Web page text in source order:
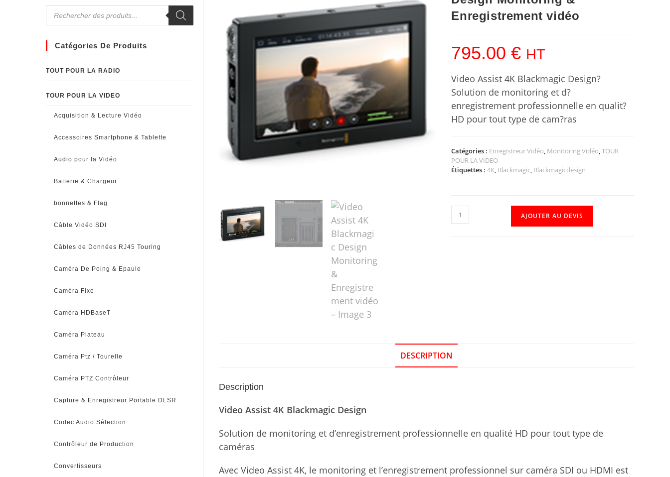
Enregistrement vidéo
795.00€ HT
Video Assist 4K Blackmagic Design?
Solution de monitoring et d?
enregistrement professionnelle en qualit?
HD pour tout type de cam?ras
Catégories : Enregistreur Vidéo, Monitoring Vidéo,TOUR
POUR LA VIDEO
Étiquettes :4K, Blackmagic, Blackmagicdesign
AJOUTER AU DEVIS
DESCRIPTION
Description
Video Assist 4K Blackmagic Design
Solution de monitoring et d’enregistrement professionnelle en qualité HD pour tout type de
caméras
Avec Video Assist 4K, le monitoring et l’enregistrement professionnel sur caméra SDI ou HDMI est
Catégories De Produits
TOUT POUR LA RADIO
TOUR POUR LA VIDEO
Acquisition & Lecture Vidéo
Accessoires Smartphone & Tablette
Audio pour la Vidéo
Batterie & Chargeur
bonnettes & Flag
Câble Vidéo SDI
Câbles de Données RJ45 Touring
Caméra De Poing & Epaule
Caméra Fixe
Caméra HDBaseT
Caméra Plateau
Caméra Ptz / Tourelle
Caméra PTZ Contrôleur
Capture & Enregistreur Portable DLSR
Codec Audio Sélection
Contrôleur de Production
Convertisseurs